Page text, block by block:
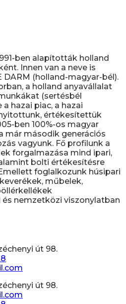
ben alapították holland
Innen van a neve is
DARM (holland-magyar-bél).
a holland anyavállalat
(sertésbél
hazai piac, a hazai
értékesítettük
ben 100%-os magyar
már második generációs
vagyunk. Fő profilunk a
forgalmazása mind ipari,
bolti értékesítésre
foglalkozunk húsipari
műbelek,
nemzetközi viszonylatban
út 98.
út 98.